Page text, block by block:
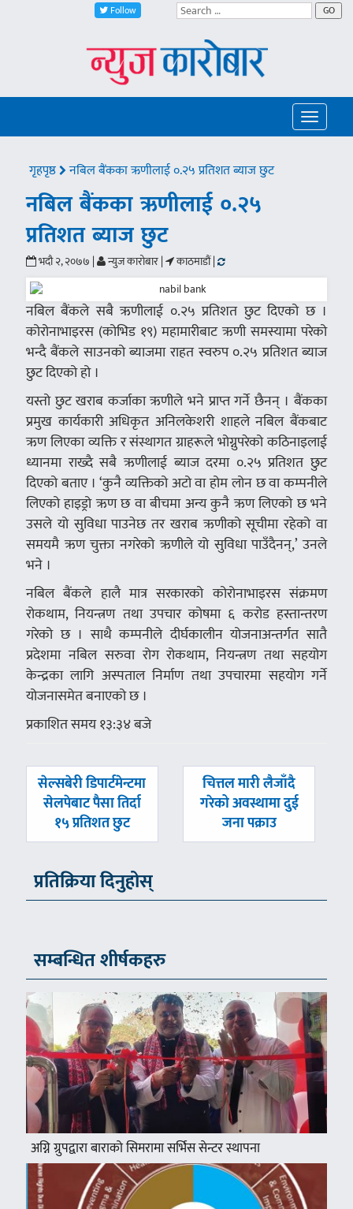
Follow GO
Toggle
गृहपृष्ठ नबिल बैंकका ऋणीलाई ०.२५ प्रतिशत ब्याज छुट
नबिल बैंकका ऋणीलाई ०.२५
प्रतिशत ब्याज छुट
भदौ २, २०७७ | न्युज कारोबार | काठमाडौं |
नबिल बैंकले सबै ऋणीलाई ०.२५ प्रतिशत छुट दिएको छ ।
कोरोनाभाइरस (कोभिड १९) महामारीबाट ऋणी समस्यामा परेको
भन्दै बैंकले साउनको ब्याजमा राहत स्वरुप ०.२५ प्रतिशत ब्याज
छुट दिएको हो ।
यस्तो छुट खराब कर्जाका ऋणीले भने प्राप्त गर्ने छैनन् । बैंकका
प्रमुख कार्यकारी अधिकृत अनिलकेशरी शाहले नबिल बैंकबाट
ऋण लिएका व्यक्ति र संस्थागत ग्राहरूले भोग्नुपरेको कठिनाइलाई
ध्यानमा राख्दै सबै ऋणीलाई ब्याज दरमा ०.२५ प्रतिशत छुट
दिएको बताए । ‘कुनै व्यक्तिको अटो वा होम लोन छ वा कम्पनीले
लिएको हाइड्रो ऋण छ वा बीचमा अन्य कुनै ऋण लिएको छ भने
उसले यो सुविधा पाउनेछ तर खराब ऋणीको सूचीमा रहेको वा
समयमै ऋण चुक्ता नगरेको ऋणीले यो सुविधा पाउँदैनन्,’ उनले
भने ।
नबिल बैंकले हालै मात्र सरकारको कोरोनाभाइरस संक्रमण
रोकथाम, नियन्त्रण तथा उपचार कोषमा ६ करोड हस्तान्तरण
गरेको छ । साथै कम्पनीले दीर्घकालीन योजनाअन्तर्गत सातै
प्रदेशमा नबिल सरुवा रोग रोकथाम, नियन्त्रण तथा सहयोग
केन्द्रका लागि अस्पताल निर्माण तथा उपचारमा सहयोग गर्ने
योजनासमेत बनाएको छ ।
प्रकाशित समय १३:३४ बजे
पछिल्लाे
सेल्सबेरी डिपार्टमेन्टमा
सेलपेबाट प‌ैसा तिर्दा
१५ प्रतिशत छुट
अघिल्लाे
-
चित्तल मारी लैजाँदै
गरेको अवस्थामा दुई
जना पक्राउ
प्रतिक्रिया दिनुहोस्
सम्बन्धित शीर्षकहरु
अग्नि ग्रुपद्वारा बाराको सिमरामा सर्भिस सेन्टर स्थापना